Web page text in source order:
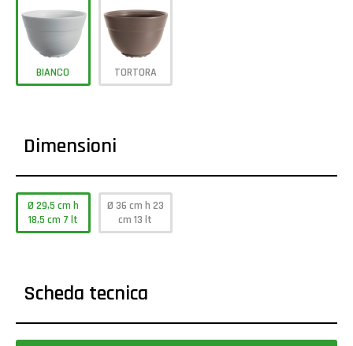
BIANCO TORTORA
Dimensioni
Ø 29,5 cm h
18,5 cm 7 lt
Ø 36 cm h 23
cm 13 lt
Scheda tecnica